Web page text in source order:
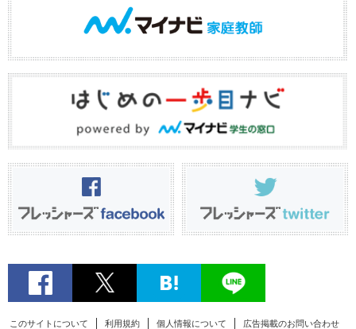
このサイトについて 利用規約 個人情報について 広告掲載のお問い合わせ